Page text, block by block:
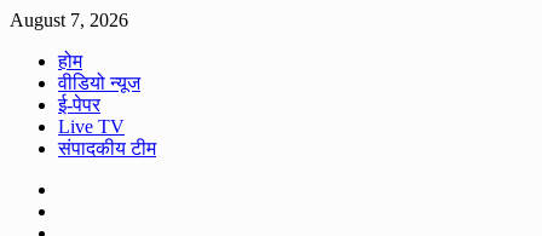
Skip
content
August 7, 2026
होम
वीडियो न्यूज
ई-पेपर
Live TV
संपादकीय टीम